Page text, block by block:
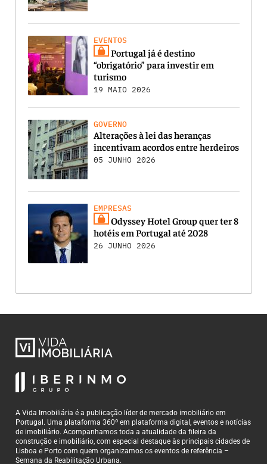
EVENTOS
Portugal já é destino
“obrigatório” para investir em
turismo
19 MAIO 2026
GOVERNO
Alterações à lei das heranças
incentivam acordos entre herdeiros
05 JUNHO 2026
EMPRESAS
Odyssey Hotel Group quer ter 8
hotéis em Portugal até 2028
26 JUNHO 2026
A Vida Imobiliária é a publicação líder de mercado imobiliário em
Portugal. Uma plataforma 360º em plataforma digital, eventos e notícias
de imobiliário. Acompanhamos toda a atualidade da fileira da
construção e imobiliário, com especial destaque às principais cidades de
Lisboa e Porto com quem organizamos os eventos de referência –
Semana da Reabilitação Urbana.